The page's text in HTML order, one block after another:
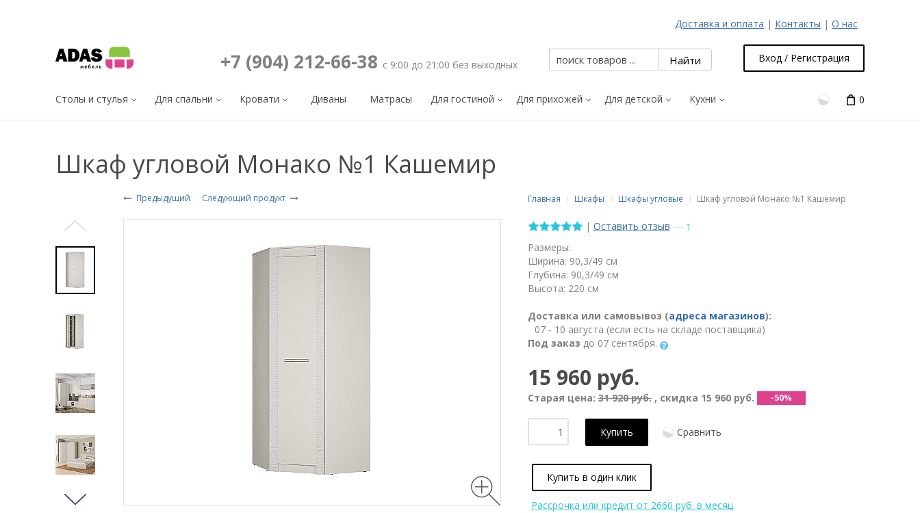
Доставка и оплата | Контакты | О нас
+7 (904) 212-66-38 с 9:00 до 21:00 без выходных
Вход / Регистрация
Столы и стулья Для спальни Кровати Диваны Матрасы Для гостиной Для прихожей Для детской Кухни 0
Шкаф угловой Монако №1 Кашемир
Предыдущий Следующий продукт Главная Шкафы Шкафы угловые Шкаф угловой Монако №1 Кашемир
| Оставить отзыв — 1
Размеры:
Ширина: 90,3/49 см
Глубина: 90,3/49 см
Высота: 220 см
Доставка или самовывоз (адреса магазинов):
07 - 10 августа (если есть на складе поставщика)
Под заказ до 07 сентября.
15 960 руб.
Старая цена:31 920 руб., скидка 15 960 руб. -50%
Купить Сравнить
Купить в один клик
Рассрочка или кредит от 2660 руб. в месяц